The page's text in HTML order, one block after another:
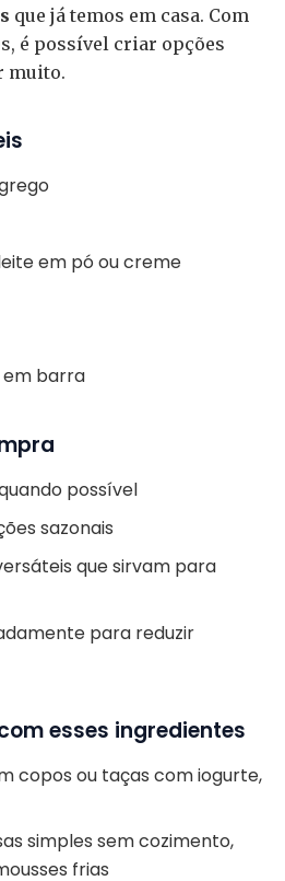
que já temos em casa. Com
é possível criar opções
muito.
em pó ou creme
barra
possível
sazonais
que sirvam para
para reduzir
esses ingredientes
copos ou taças com iogurte,
simples sem cozimento,
frias